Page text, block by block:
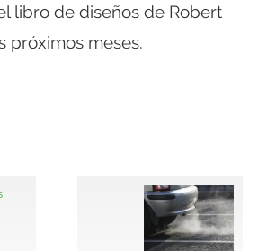
libro de diseños de Robert
próximos meses.